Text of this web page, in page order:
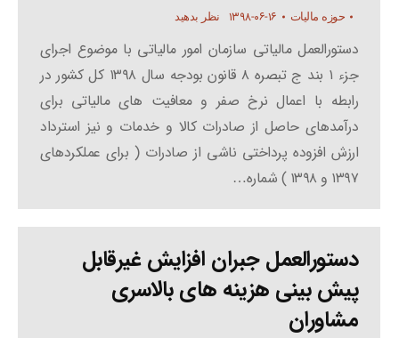
حوزه مالیات ۱۳۹۸-۰۶-۱۶ نظر بدهید
دستورالعمل مالیاتی سازمان امور مالیاتی با موضوع اجرای
جزء ۱ بند ج تبصره ۸ قانون بودجه سال ۱۳۹۸ کل کشور در
رابطه با اعمال نرخ صفر و معافیت های مالیاتی برای
درآمدهای حاصل از صادرات کالا و خدمات و نیز استرداد
ارزش افزوده پرداختی ناشی از صادرات ( برای عملکردهای
۱۳۹۷ و ۱۳۹۸ ) شماره…
دستورالعمل جبران افزایش غیرقابل
پیش بینی هزینه های بالاسری
مشاوران